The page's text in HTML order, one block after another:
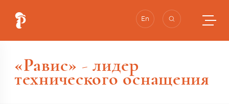
En
«Равис» - лидер
технического оснащения